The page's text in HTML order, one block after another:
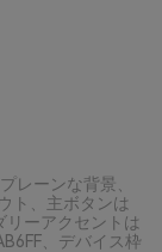
レーンな背景、
ト、主ボタンは
ーアクセントは
、デバイス枠